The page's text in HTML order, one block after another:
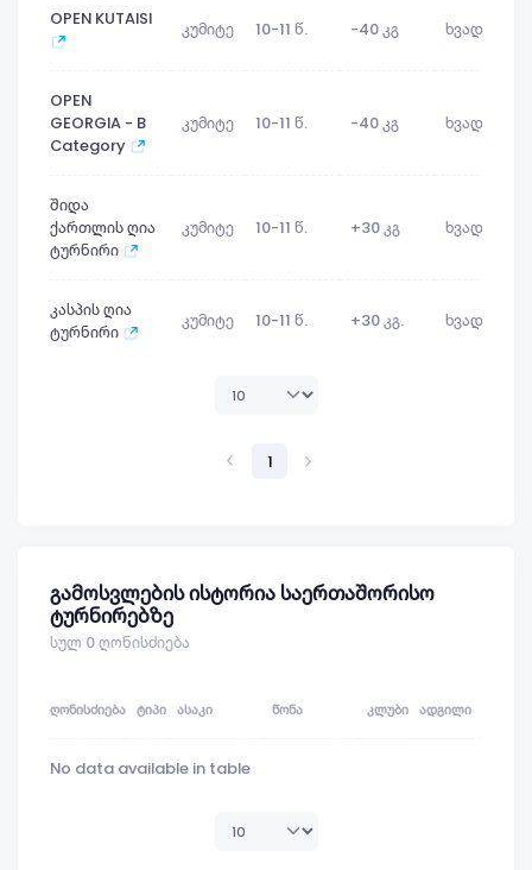
OPEN KUTAISI კუმიტე 10-11 წ. -40 კგ ხვადი
OPEN
GEORGIA - B
Category
კუმიტე 10-11 წ. -40 კგ ხვადი
შიდა
ქართლის ღია
ტურნირი
კუმიტე 10-11 წ. +30 კგ ხვადი
კასპის ღია
ტურნირი
კუმიტე 10-11 წ. +30 კგ. ხვადი
1
გამოსვლების ისტორია საერთაშორისო
ტურნირებზე
სულ 0 ღონისძიება
ᲦᲝᲜᲘᲡᲫᲘᲔᲑᲐ ᲢᲘᲞᲘ ᲐᲡᲐᲙᲘ ᲬᲝᲜᲐ ᲙᲚᲣᲑᲘ ᲐᲓᲒᲘᲚᲘ
No data available in table